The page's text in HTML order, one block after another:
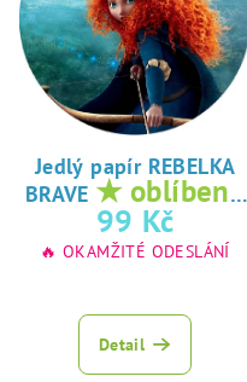
Jedlý papír REBELKA
BRAVE ★ oblíbený
tisk na jedlý
papír
99 Kč
🔥 OKAMŽITÉ ODESLÁNÍ
Detail